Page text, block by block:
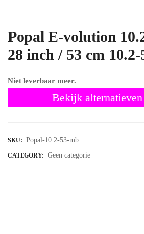
Popal E-volution
28 inch / 53 cm
Niet leverbaar meer.
Bekijk
SKU: Popal-10.2-53-mb
CATEGORY: Geen categorie